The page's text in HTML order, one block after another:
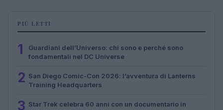
PIÙ LETTI
1
Guardiani dell’Universo: chi sono e perché sono
fondamentali nel DC Universe
2 San Diego Comic-Con 2026: l’avventura di Lanterns
Training Headquarters
3 Star Trek celebra 60 anni con un documentario in